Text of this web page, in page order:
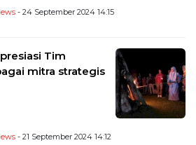
- 24 September 2024 14:15
Tim
mitra strategis
- 21 September 2024 14:12